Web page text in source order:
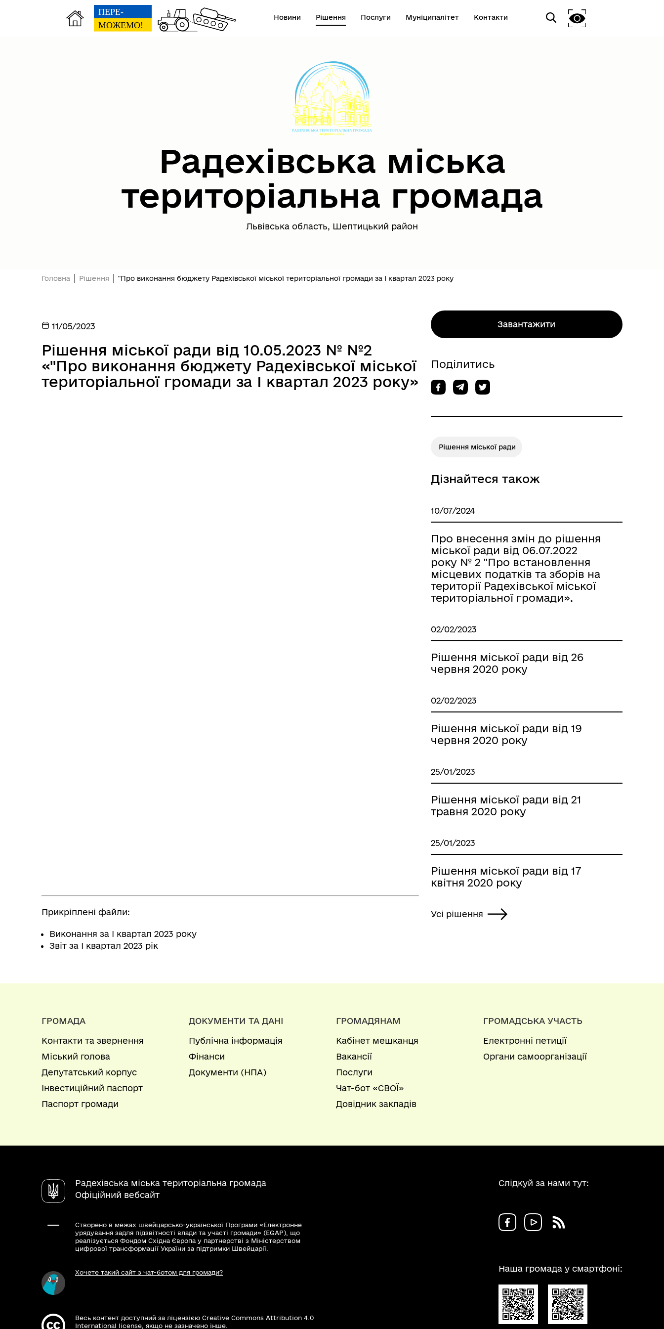
Новини Рішення Послуги Муніципалітет Контакти
Радехівська міська
територіальна громада
Львівська область, Шептицький район
Головна Рішення "Про виконання бюджету Радехівської міської територіальної громади за І квартал 2023 року
11/05/2023
Рішення міської ради від 10.05.2023 № №2
«"Про виконання бюджету Радехівської міської
територіальної громади за І квартал 2023 року»
Прикріплені файли:
Виконання за I квартал 2023 року
Звіт за I квартал 2023 рік
Завантажити
Поділитись
Рішення міської ради
Дізнайтеся також
10/07/2024
Про внесення змін до рішення
міської ради від 06.07.2022
року № 2 "Про встановлення
місцевих податків та зборів на
території Радехівської міської
територіальної громади».
02/02/2023
Рішення міської ради від 26
червня 2020 року
02/02/2023
Рішення міської ради від 19
червня 2020 року
25/01/2023
Рішення міської ради від 21
травня 2020 року
25/01/2023
Рішення міської ради від 17
квітня 2020 року
Усі рішення
ГРОМАДА
Контакти та звернення
Міський голова
Депутатський корпус
Інвестиційний паспорт
Паспорт громади
ДОКУМЕНТИ ТА ДАНІ
Публічна інформація
Фінанси
Документи (НПА)
ГРОМАДЯНАМ
Кабінет мешканця
Вакансії
Послуги
Чат-бот «СВОЇ»
Довідник закладів
ГРОМАДСЬКА УЧАСТЬ
Електронні петиції
Органи самоорганізації
Радехівська міська територіальна громада
Офіційний вебсайт
Створено в межах швейцарсько-української Програми «Електронне
урядування задля підзвітності влади та участі громади» (EGAP), що
реалізується Фондом Східна Європа у партнерстві з Міністерством
цифрової трансформації України за підтримки Швейцарії.
Хочете такий сайт з чат-ботом для громади?
Весь контент доступний за ліцензією Creative Commons Attribution 4.0
International license, якщо не зазначено інше.
Слідкуй за нами тут:
Наша громада у смартфоні: